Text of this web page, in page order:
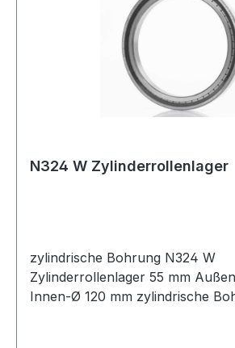
N324 W Zylinderrollenlager
zylindrische Bohrung N324 W
Zylinderrollenlager 55 mm
Innen-Ø 120 mm zylindrische Bohrung